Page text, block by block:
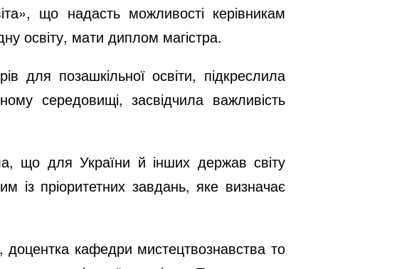
що надасть можливості керівникам
освіту, мати диплом магістра.
для позашкільної освіти, підкреслила
середовищі, засвідчила важливість
що для України й інших держав світу
із пріоритетних завдань, яке визначає
кафедри мистецтвознавства то